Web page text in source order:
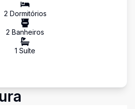
2 Dormitórios
2 Banheiros
1 Suíte